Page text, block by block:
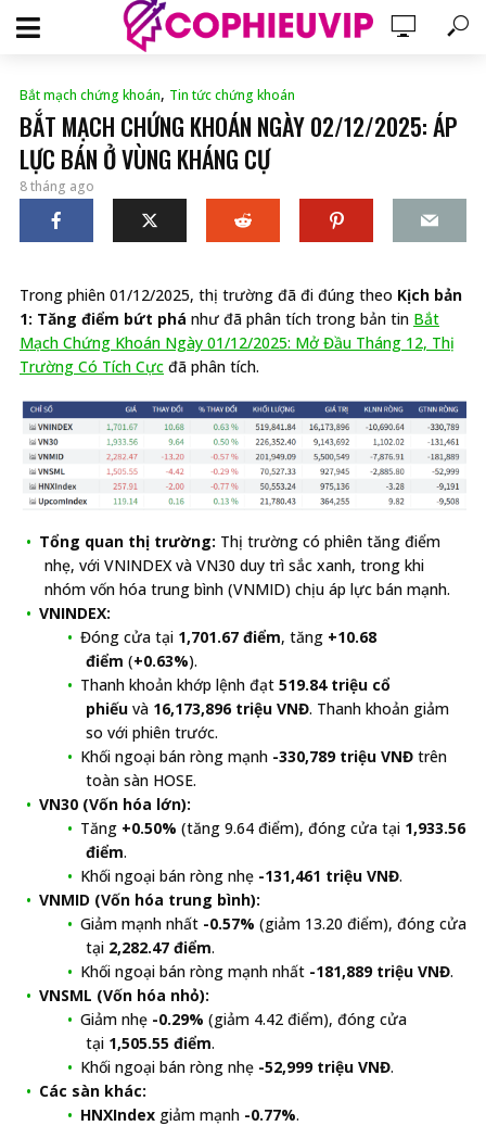
Bắt mạch chứng khoán, Tin tức chứng khoán
BẮT MẠCH CHỨNG KHOÁN NGÀY 02/12/2025: ÁP
LỰC BÁN Ở VÙNG KHÁNG CỰ
8 tháng ago
Trong phiên 01/12/2025, thị trường đã đi đúng theo Kịch bản
1: Tăng điểm bứt phá như đã phân tích trong bản tin Bắt
Mạch Chứng Khoán Ngày 01/12/2025: Mở Đầu Tháng 12, Thị
Trường Có Tích Cực đã phân tích.
Tổng quan thị trường: Thị trường có phiên tăng điểm
nhẹ, với VNINDEX và VN30 duy trì sắc xanh, trong khi
nhóm vốn hóa trung bình (VNMID) chịu áp lực bán mạnh.
VNINDEX:
Đóng cửa tại 1,701.67 điểm, tăng +10.68
điểm (+0.63%).
Thanh khoản khớp lệnh đạt 519.84 triệu cổ
phiếu và 16,173,896 triệu VNĐ. Thanh khoản giảm
so với phiên trước.
Khối ngoại bán ròng mạnh -330,789 triệu VNĐ trên
toàn sàn HOSE.
VN30 (Vốn hóa lớn):
Tăng +0.50% (tăng 9.64 điểm), đóng cửa tại 1,933.56
điểm.
Khối ngoại bán ròng nhẹ -131,461 triệu VNĐ.
VNMID (Vốn hóa trung bình):
Giảm mạnh nhất -0.57% (giảm 13.20 điểm), đóng cửa
tại 2,282.47 điểm.
Khối ngoại bán ròng mạnh nhất -181,889 triệu VNĐ.
VNSML (Vốn hóa nhỏ):
Giảm nhẹ -0.29% (giảm 4.42 điểm), đóng cửa
tại 1,505.55 điểm.
Khối ngoại bán ròng nhẹ -52,999 triệu VNĐ.
Các sàn khác:
HNXIndex giảm mạnh -0.77%.